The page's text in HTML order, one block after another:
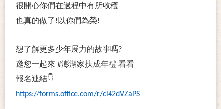
很開心你們在過程中有所收穫
也真的做了 !以你們為榮!
想了解更多少年展力的故事嗎?
邀您一起來 #澎湖家扶成年禮 看看
報名連結👇
https://forms.office.com/r/ci42dVZaPS